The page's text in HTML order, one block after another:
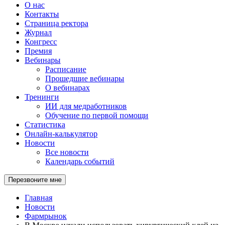
О нас
Контакты
Страница ректора
Журнал
Конгресс
Премия
Вебинары
Расписание
Прошедшие вебинары
О вебинарах
Тренинги
ИИ для медработников
Обучение по первой помощи
Статистика
Онлайн-калькулятор
Новости
Все новости
Календарь событий
Перезвоните мне
Главная
Новости
Фармрынок